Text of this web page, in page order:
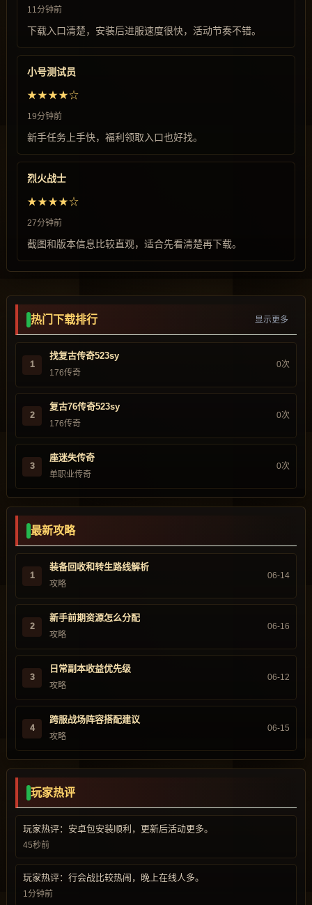
11分钟前
下载入口清楚，安装后进服速度很快，活动节奏不错。
小号测试员
★★★★☆
19分钟前
新手任务上手快，福利领取入口也好找。
烈火战士
★★★★☆
27分钟前
截图和版本信息比较直观，适合先看清楚再下载。
热门下载排行 显示更多
1
找复古传奇523sy
176传奇
0次
2
复古76传奇523sy
176传奇
0次
3
座迷失传奇
单职业传奇
0次
最新攻略
1
装备回收和转生路线解析
攻略
06-14
2
新手前期资源怎么分配
攻略
06-16
3
日常副本收益优先级
攻略
06-12
4
跨服战场阵容搭配建议
攻略
06-15
玩家热评
玩家热评：安卓包安装顺利，更新后活动更多。
45秒前
玩家热评：行会战比较热闹，晚上在线人多。
1分钟前